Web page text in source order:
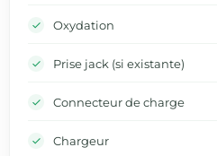
Oxydation
Prise jack (si existante)
Connecteur de charge
Chargeur